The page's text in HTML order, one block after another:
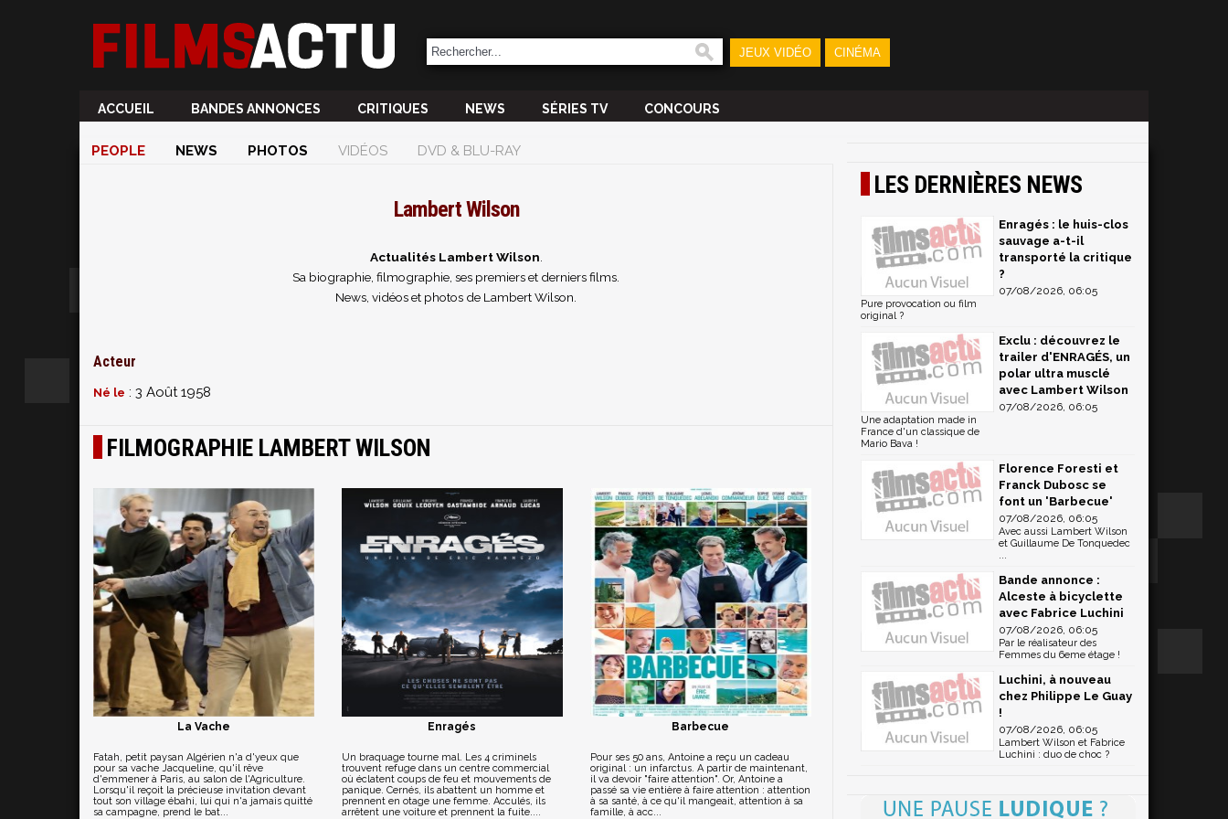
JEUX VIDÉO CINÉMA
ACCUEIL BANDES ANNONCES CRITIQUES NEWS SÉRIES TV CONCOURS
PEOPLE NEWS PHOTOS VIDÉOS DVD & BLU-RAY
Lambert Wilson
Actualités Lambert Wilson
Sa biographie, filmographie, ses premiers et derniers films.
News, vidéos et photos de Lambert Wilson.
Acteur
Né le : 3 Août 1958
FILMOGRAPHIE LAMBERT WILSON
La Vache
Fatah, petit paysan Algérien n'a d'yeux que
pour sa vache Jacqueline, qu'il rêve
d'emmener à Paris, au salon de l'Agriculture.
Lorsqu'il reçoit la précieuse invitation devant
tout son village ébahi, lui qui n'a jamais quitté
sa campagne, prend le bat...
Enragés
Un braquage tourne mal. Les 4 criminels
trouvent refuge dans un centre commercial
où éclatent coups de feu et mouvements de
panique. Cernés, ils abattent un homme et
prennent en otage une femme. Acculés, ils
arrêtent une voiture et prennent la fuite....
Barbecue
Pour ses 50 ans, Antoine a reçu un cadeau
original : un infarctus. A partir de maintenant,
il va devoir "faire attention". Or, Antoine a
passé sa vie entière à faire attention : attention
à sa santé, à ce qu'il mangeait, attention à sa
famille, à acc...
LES DERNIÈRES NEWS
Enragés : le huis-clos
sauvage a-t-il
transporté la critique
?
07/08/2026, 06:05
Pure provocation ou film
original ?
Exclu : découvrez le
trailer d'ENRAGÉS, un
polar ultra musclé
avec Lambert Wilson
07/08/2026, 06:05
Une adaptation made in
France d'un classique de
Mario Bava !
Florence Foresti et
Franck Dubosc se
font un 'Barbecue'
07/08/2026, 06:05
Avec aussi Lambert Wilson
et Guillaume De Tonquedec
...
Bande annonce :
Alceste à bicyclette
avec Fabrice Luchini
07/08/2026, 06:05
Par le réalisateur des
Femmes du 6eme étage !
Luchini, à nouveau
chez Philippe Le Guay
!
07/08/2026, 06:05
Lambert Wilson et Fabrice
Luchini : duo de choc ?